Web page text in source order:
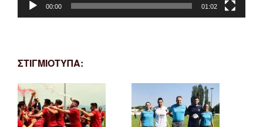
00:00 01:02
ΣΤΙΓΜΙΟΤΥΠΑ: